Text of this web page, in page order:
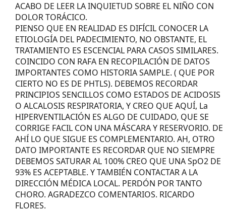
ACABO DE LEER LA INQUIETUD SOBRE EL NIÑO CON
DOLOR TORÁCICO.
PIENSO QUE EN REALIDAD ES DIFÍCIL CONOCER LA
ETIOLOGÍA DEL PADECIMIENTO, NO OBSTANTE, EL
TRATAMIENTO ES ESCENCIAL PARA CASOS SIMILARES.
COINCIDO CON RAFA EN RECOPILACIÓN DE DATOS
IMPORTANTES COMO HISTORIA SAMPLE. ( QUE POR
CIERTO NO ES DE PHTLS). DEBEMOS RECORDAR
PRINCIPIOS SENCILLOS COMO ESTADOS DE ACIDOSIS
O ALCALOSIS RESPIRATORIA, Y CREO QUE AQUÍ, La
HIPERVENTILACIÓN ES ALGO DE CUIDADO, QUE SE
CORRIGE FACIL CON UNA MÁSCARA Y RESERVORIO. DE
AHÍ LO QUE SIGUE ES COMPLEMENTARIO. AH, OTRO
DATO IMPORTANTE ES RECORDAR QUE NO SIEMPRE
DEBEMOS SATURAR AL 100% CREO QUE UNA SpO2 DE
93% ES ACEPTABLE. Y TAMBIÉN CONTACTAR A LA
DIRECCIÓN MÉDICA LOCAL. PERDÓN POR TANTO
CHORO. AGRADEZCO COMENTARIOS. RICARDO
FLORES.